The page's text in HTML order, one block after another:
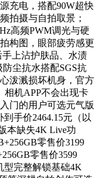
充电，搭配90W超快
拍摄与自拍取景；
高频PWM调光与硬
构图，眼部疲劳感更
上沾护肤品、水渍
尘抗水搭配SGS抗
泼溅损坏机身，官方
相机APP不会出现卡
门的用户可选元气版
手价2464.15元（以
本缺失4K Live功
零售价3199
零售价3599
型完整解锁基础4K